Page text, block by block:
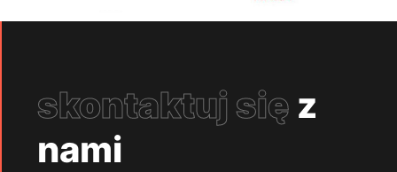
skontaktuj się z
nami